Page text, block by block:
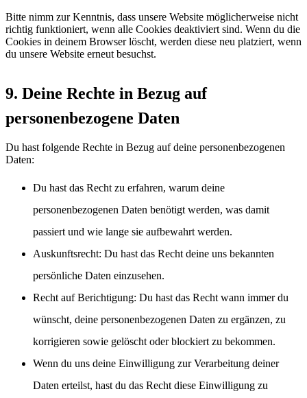
Bitte nimm zur Kenntnis, dass unsere Website möglicherweise nicht
richtig funktioniert, wenn alle Cookies deaktiviert sind. Wenn du die
Cookies in deinem Browser löscht, werden diese neu platziert, wenn
du unsere Website erneut besuchst.
9. Deine Rechte in Bezug auf
personenbezogene Daten
Du hast folgende Rechte in Bezug auf deine personenbezogenen
Daten:
Du hast das Recht zu erfahren, warum deine
personenbezogenen Daten benötigt werden, was damit
passiert und wie lange sie aufbewahrt werden.
Auskunftsrecht: Du hast das Recht deine uns bekannten
persönliche Daten einzusehen.
Recht auf Berichtigung: Du hast das Recht wann immer du
wünscht, deine personenbezogenen Daten zu ergänzen, zu
korrigieren sowie gelöscht oder blockiert zu bekommen.
Wenn du uns deine Einwilligung zur Verarbeitung deiner
Daten erteilst, hast du das Recht diese Einwilligung zu